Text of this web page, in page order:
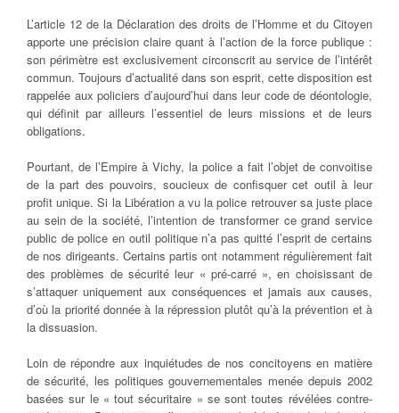
L’article 12 de la Déclaration des droits de l’Homme et du Citoyen
apporte une précision claire quant à l’action de la force publique :
son périmètre est exclusivement circonscrit au service de l’intérêt
commun. Toujours d’actualité dans son esprit, cette disposition est
rappelée aux policiers d’aujourd’hui dans leur code de déontologie,
qui définit par ailleurs l’essentiel de leurs missions et de leurs
obligations.
Pourtant, de l’Empire à Vichy, la police a fait l’objet de convoitise
de la part des pouvoirs, soucieux de confisquer cet outil à leur
profit unique. Si la Libération a vu la police retrouver sa juste place
au sein de la société, l’intention de transformer ce grand service
public de police en outil politique n’a pas quitté l’esprit de certains
de nos dirigeants. Certains partis ont notamment régulièrement fait
des problèmes de sécurité leur « pré-carré », en choisissant de
s’attaquer uniquement aux conséquences et jamais aux causes,
d’où la priorité donnée à la répression plutôt qu’à la prévention et à
la dissuasion.
Loin de répondre aux inquiétudes de nos concitoyens en matière
de sécurité, les politiques gouvernementales menée depuis 2002
basées sur le « tout sécuritaire » se sont toutes révélées contre-